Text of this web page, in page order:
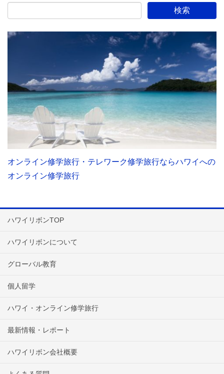
オンライン修学旅行・テレワーク修学旅行ならハワイへの
オンライン修学旅行
ハワイリボンTOP
ハワイリボンについて
グローバル教育
個人留学
ハワイ・オンライン修学旅行
最新情報・レポート
ハワイリボン会社概要